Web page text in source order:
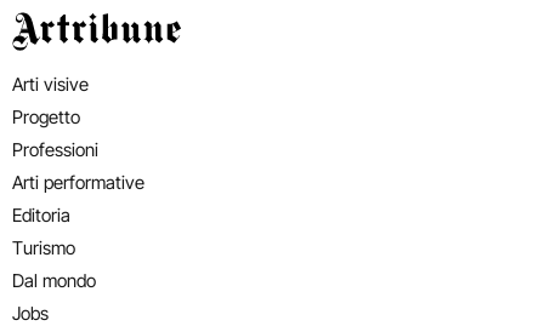
Artribune
Arti visive
Progetto
Professioni
Arti performative
Editoria
Turismo
Dal mondo
Jobs